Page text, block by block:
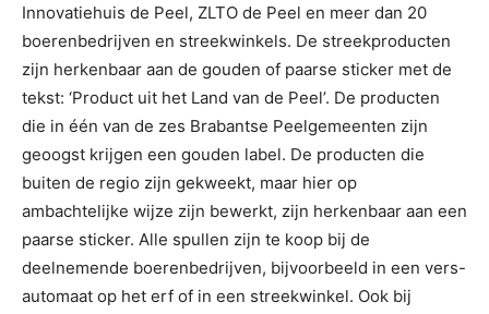
Innovatiehuis de Peel, ZLTO de Peel en meer dan 20
boerenbedrijven en streekwinkels. De streekproducten
zijn herkenbaar aan de gouden of paarse sticker met de
tekst: ‘Product uit het Land van de Peel’. De producten
die in één van de zes Brabantse Peelgemeenten zijn
geoogst krijgen een gouden label. De producten die
buiten de regio zijn gekweekt, maar hier op
ambachtelijke wijze zijn bewerkt, zijn herkenbaar aan een
paarse sticker. Alle spullen zijn te koop bij de
deelnemende boerenbedrijven, bijvoorbeeld in een vers-
automaat op het erf of in een streekwinkel. Ook bij